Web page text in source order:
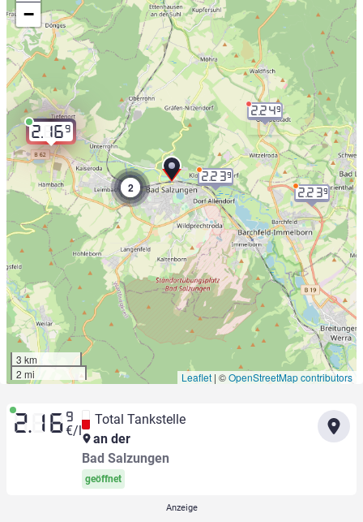
2.169
2.249
2.239
2.239
2
−
3 km
2 mi
Leaflet | ©OpenStreetMap contributors
2.16 9
€/l
Total Tankstelle
an der
Bad Salzungen
geöffnet